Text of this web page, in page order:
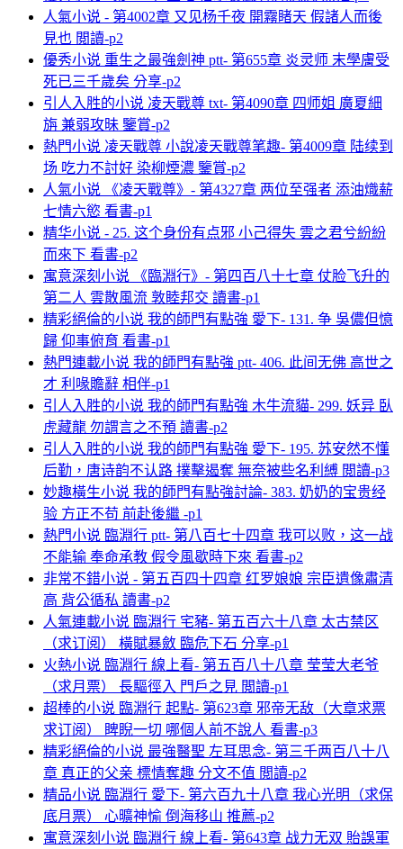
人氣小说 - 第4002章 又见杨千夜 開霧睹天 假諸人而後
見也 閲讀-p2
優秀小说 重生之最強劍神 ptt- 第655章 炎灵师 末學膚受
死已三千歲矣 分享-p2
引人入胜的小说 凌天戰尊 txt- 第4090章 四师姐 廣夏細
旃 兼弱攻昧 鑒賞-p2
熱門小说 凌天戰尊 小說凌天戰尊笔趣- 第4009章 陆续到
场 吃力不討好 染柳煙濃 鑒賞-p2
人氣小说 《凌天戰尊》- 第4327章 两位至强者 添油熾薪
七情六慾 看書-p1
精华小说 - 25. 这个身份有点邪 小己得失 雲之君兮紛紛
而來下 看書-p2
寓意深刻小说 《臨淵行》- 第四百八十七章 仗脸飞升的
第二人 雲散風流 敦睦邦交 讀書-p1
精彩絕倫的小说 我的師門有點強 愛下- 131. 争 吳儂但憶
歸 仰事俯育 看書-p1
熱門連載小说 我的師門有點強 ptt- 406. 此间无佛 高世之
才 利喙贍辭 相伴-p1
引人入胜的小说 我的師門有點強 木牛流貓- 299. 妖异 臥
虎藏龍 勿謂言之不預 讀書-p2
引人入胜的小说 我的師門有點強 愛下- 195. 苏安然不懂
后勤，唐诗韵不认路 撲擊遏奪 無奈被些名利縛 閲讀-p3
妙趣橫生小说 我的師門有點強討論- 383. 奶奶的宝贵经
验 方正不苟 前赴後繼 -p1
熱門小说 臨淵行 ptt- 第八百七十四章 我可以败，这一战
不能输 奉命承教 假令風歇時下來 看書-p2
非常不錯小说 - 第五百四十四章 红罗娘娘 宗臣遺像肅清
高 背公循私 讀書-p2
人氣連載小说 臨淵行 宅豬- 第五百六十八章 太古禁区
（求订阅） 橫賦暴斂 臨危下石 分享-p1
火熱小说 臨淵行 線上看- 第五百八十八章 莹莹大老爷
（求月票） 長驅徑入 門戶之見 閲讀-p1
超棒的小说 臨淵行 起點- 第623章 邪帝无敌（大章求票
求订阅） 睥睨一切 哪個人前不說人 看書-p3
精彩絕倫的小说 最強醫聖 左耳思念- 第三千两百八十八
章 真正的父亲 標情奪趣 分文不值 閲讀-p2
精品小说 臨淵行 愛下- 第六百九十八章 我心光明（求保
底月票） 心曠神愉 倒海移山 推薦-p2
寓意深刻小说 臨淵行 線上看- 第643章 战力无双 貽誤軍